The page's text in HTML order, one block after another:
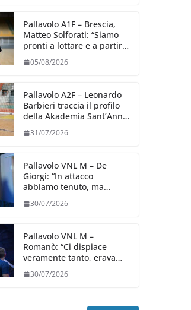
Pallavolo A1F – Brescia,
Matteo Solforati: “Siamo
pronti a lottare e a partire
giorno”
05/08/2026
Pallavolo A2F – Leonardo
Barbieri traccia il profilo
della Akademia Sant’Anna
31/07/2026
Pallavolo VNL M – De
Giorgi: “In attacco
abbiamo tenuto, ma
dalla prestazione in
30/07/2026
Pallavolo VNL M –
Romanò: “Ci dispiace
veramente tanto, eravamo
impareremo”
30/07/2026